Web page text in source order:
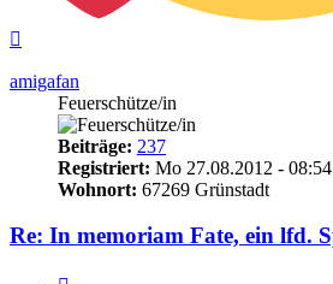
amigafan
Feuerschütze/in
Beiträge: 237
Registriert: Mo 27.08.2012 - 08:54
Wohnort: 67269 Grünstadt
Re: In memoriam Fate, ein lfd.